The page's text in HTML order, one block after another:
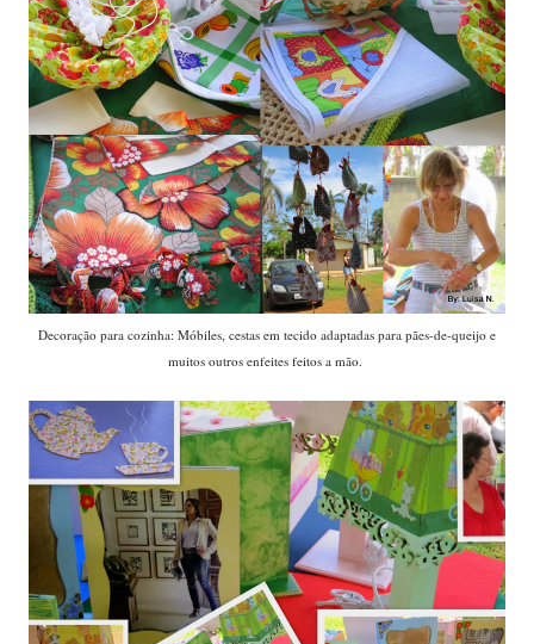
Decoração para cozinha: Móbiles, cestas em tecido adaptadas para pães-de-queijo e
muitos outros enfeites feitos a mão.